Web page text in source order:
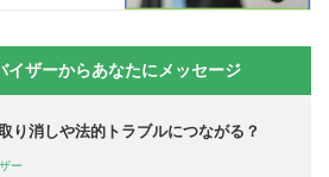
イザーからあなたにメッセージ
り消しや法的トラブルにつながる？
ー